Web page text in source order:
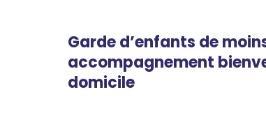
Garde d’enfants de
accompagnement
domicile